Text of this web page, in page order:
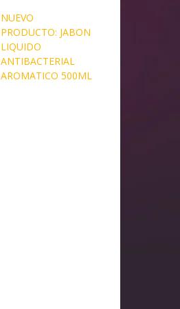
NUEVO
PRODUCTO: JABON
LIQUIDO
ANTIBACTERIAL
AROMATICO 500ML